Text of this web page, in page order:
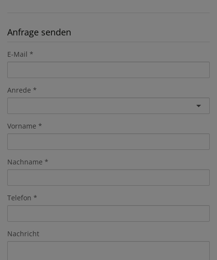
Anfrage senden
E-Mail
Anrede
Vorname
Nachname
Telefon
Nachricht